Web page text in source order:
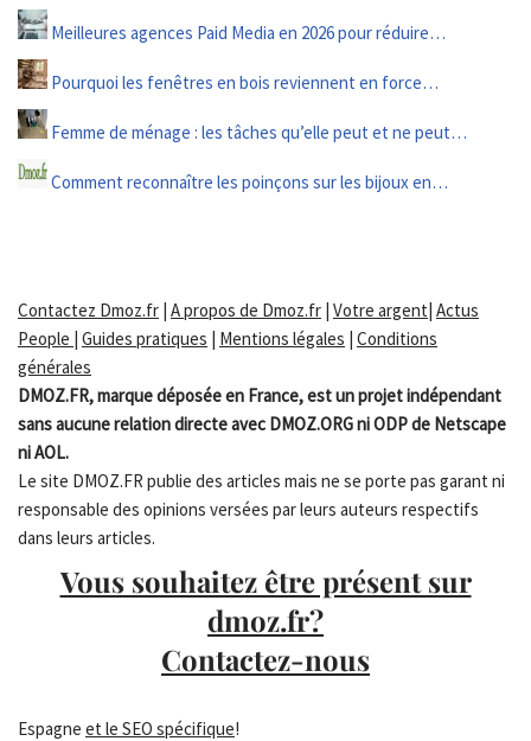
Meilleures agences Paid Media en 2026 pour réduire…
Pourquoi les fenêtres en bois reviennent en force…
Femme de ménage : les tâches qu’elle peut et ne peut…
Comment reconnaître les poinçons sur les bijoux en…
Contactez Dmoz.fr | A propos de Dmoz.fr | Votre argent| Actus
People | Guides pratiques | Mentions légales | Conditions
générales
DMOZ.FR, marque déposée en France, est un projet indépendant
sans aucune relation directe avec DMOZ.ORG ni ODP de Netscape
ni AOL.
Le site DMOZ.FR publie des articles mais ne se porte pas garant ni
responsable des opinions versées par leurs auteurs respectifs
dans leurs articles.
Vous souhaitez être présent sur
dmoz.fr?
Contactez-nous
Espagne et le SEO spécifique!